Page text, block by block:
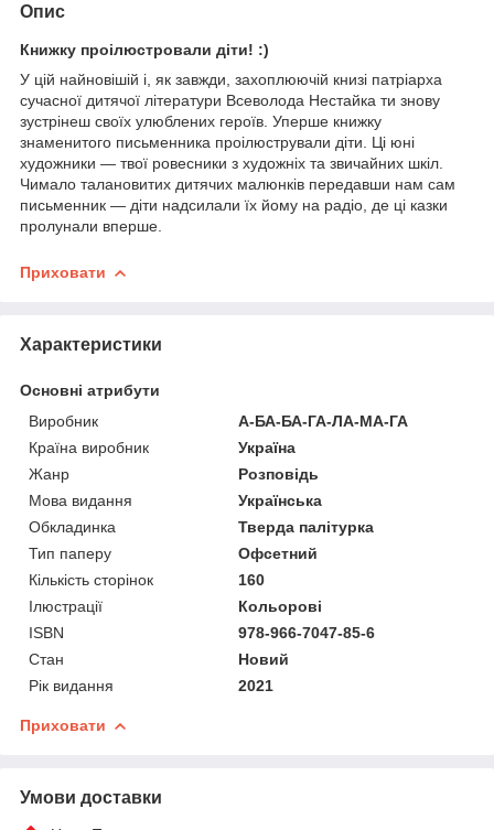
Опис
Книжку проілюстровали діти! :)
У цій найновішій і, як завжди, захоплюючій книзі патріарха
сучасної дитячої літератури Всеволода Нестайка ти знову
зустрінеш своїх улюблених героїв. Уперше книжку
знаменитого письменника проілюстрували діти. Ці юні
художники — твої ровесники з художніх та звичайних шкіл.
Чимало талановитих дитячих малюнків передавши нам сам
письменник — діти надсилали їх йому на радіо, де ці казки
пролунали вперше.
Приховати
Характеристики
Основні атрибути
Виробник
А-БА-БА-ГА-ЛА-МА-ГА
Країна виробник
Україна
Жанр
Розповідь
Мова видання
Українська
Обкладинка
Тверда палітурка
Тип паперу
Офсетний
Кількість сторінок
160
Ілюстрації
Кольорові
ISBN
978-966-7047-85-6
Стан
Новий
Рік видання
2021
Приховати
Умови доставки